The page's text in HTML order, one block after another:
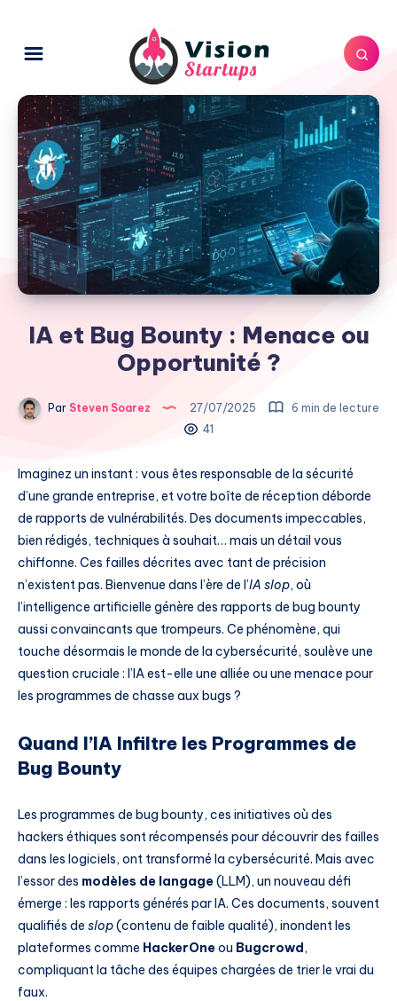
IA et Bug Bounty : Menace ou
Opportunité ?
ParSteven Soarez 27/07/2025
6 min de lecture
41
Imaginez un instant : vous êtes responsable de la sécurité
d’une grande entreprise, et votre boîte de réception déborde
de rapports de vulnérabilités. Des documents impeccables,
bien rédigés, techniques à souhait… mais un détail vous
chiffonne. Ces failles décrites avec tant de précision
n’existent pas. Bienvenue dans l’ère de l’IA slop, où
l’intelligence artificielle génère des rapports de bug bounty
aussi convaincants que trompeurs. Ce phénomène, qui
touche désormais le monde de la cybersécurité, soulève une
question cruciale : l’IA est-elle une alliée ou une menace pour
les programmes de chasse aux bugs ?
Quand l’IA Infiltre les Programmes de
Bug Bounty
Les programmes de bug bounty, ces initiatives où des
hackers éthiques sont récompensés pour découvrir des failles
dans les logiciels, ont transformé la cybersécurité. Mais avec
l’essor des modèles de langage(LLM), un nouveau défi
émerge : les rapports générés par IA. Ces documents, souvent
qualifiés de slop(contenu de faible qualité), inondent les
plateformes comme HackerOneou Bugcrowd,
compliquant la tâche des équipes chargées de trier le vrai du
faux.